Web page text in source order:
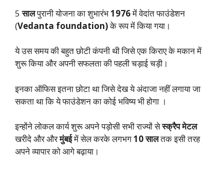
5 सालपुरानी योजना का शुभारंभ1976में वेदांत फाउंडेशन
(Vedanta foundation)के रूप में किया गया।
ये उस समय की बहुत छोटी कंपनी थी जिसे एक किराए के मकान में
शुरू किया और अपनी सफलता की पहली चड़ाई चड़ी।
इनका ऑफिस इतना छोटा था जिसे देख ये अंदाजा नहीं लगाया जा
सकता था कि ये फाउंडेशन का कोई भविष्य भी होगा ।
इन्होंने लोकल कार्य शुरू अपने पड़ोसी सभी राज्यों सेस्क्रैप मेटल
खरीदे और औरमुंबईमें सेल करके लगभग10 सालतक इसी तरह
अपने व्यापार को आगे बढ़ाया।